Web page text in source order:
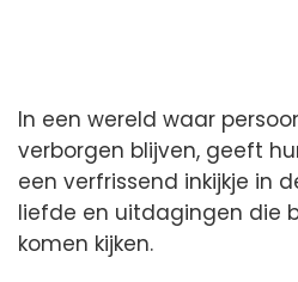
In een wereld waar
verborgen blijven, geeft
een verfrissend inkijkje in
liefde en uitdagingen die
komen kijken.